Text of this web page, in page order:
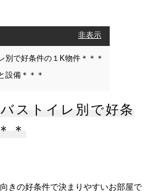
非表示
別で好条件の１K物件＊＊＊
設備＊＊＊
ストイレ別で好条
＊
きの好条件で決まりやすいお部屋で